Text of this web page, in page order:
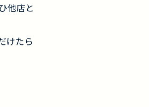
他店と
けたら